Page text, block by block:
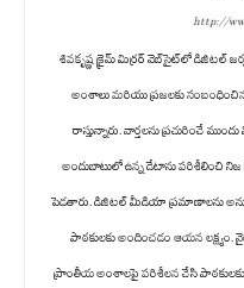
http://
శివకృష్ణ క్రైమ్ మిర్రర్ వెబ్‌సైట్‌లో డిజిటల్
అంశాలు మరియు ప్రజలకు
రాస్తున్నారు. వార్తలను ప్రచురించే
అందుబాటులో ఉన్న డేటాను పరిశీలించి నిజ
పెడతారు. డిజిటల్ మీడియా ప్రమాణాలను
పాఠకులకు అందించడం ఆయన
ప్రాంతీయ అంశాలపై పరిశీలన చేసి